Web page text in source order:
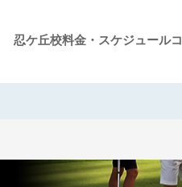
忍ケ丘校料金・スケジュール